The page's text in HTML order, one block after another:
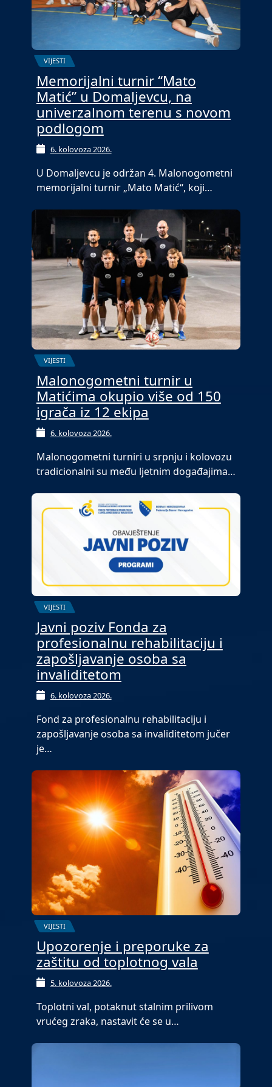
VIJESTI
Memorijalni turnir “Mato
Matić” u Domaljevcu, na
univerzalnom terenu s novom
podlogom
6. kolovoza 2026.
U Domaljevcu je održan 4. Malonogometni
memorijalni turnir „Mato Matić“, koji…
VIJESTI
Malonogometni turnir u
Matićima okupio više od 150
igrača iz 12 ekipa
6. kolovoza 2026.
Malonogometni turniri u srpnju i kolovozu
tradicionalni su među ljetnim događajima…
VIJESTI
Javni poziv Fonda za
profesionalnu rehabilitaciju i
zapošljavanje osoba sa
invaliditetom
6. kolovoza 2026.
Fond za profesionalnu rehabilitaciju i
zapošljavanje osoba sa invaliditetom jučer
je…
VIJESTI
Upozorenje i preporuke za
zaštitu od toplotnog vala
5. kolovoza 2026.
Toplotni val, potaknut stalnim prilivom
vrućeg zraka, nastavit će se u…